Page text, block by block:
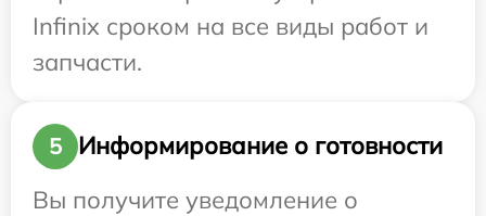
Infinix сроком на все виды работ и
запчасти.
5
Информирование о готовности
Вы получите уведомление о